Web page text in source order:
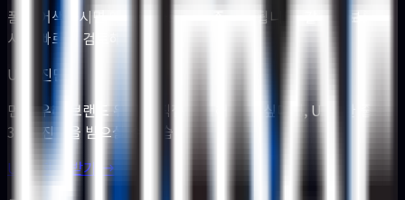
폼이 어색하시면 메일로 바로 보내주셔도 됩니다. 같은 정보를 주
시면 빠르게 검토해 드립니다.
URL 진단
먼저 우리 브랜드 위치를 직접 확인해 보고 싶다면, URL 한 줄로
30초 진단을 받으실 수 있습니다.
URL 진단 받기 →